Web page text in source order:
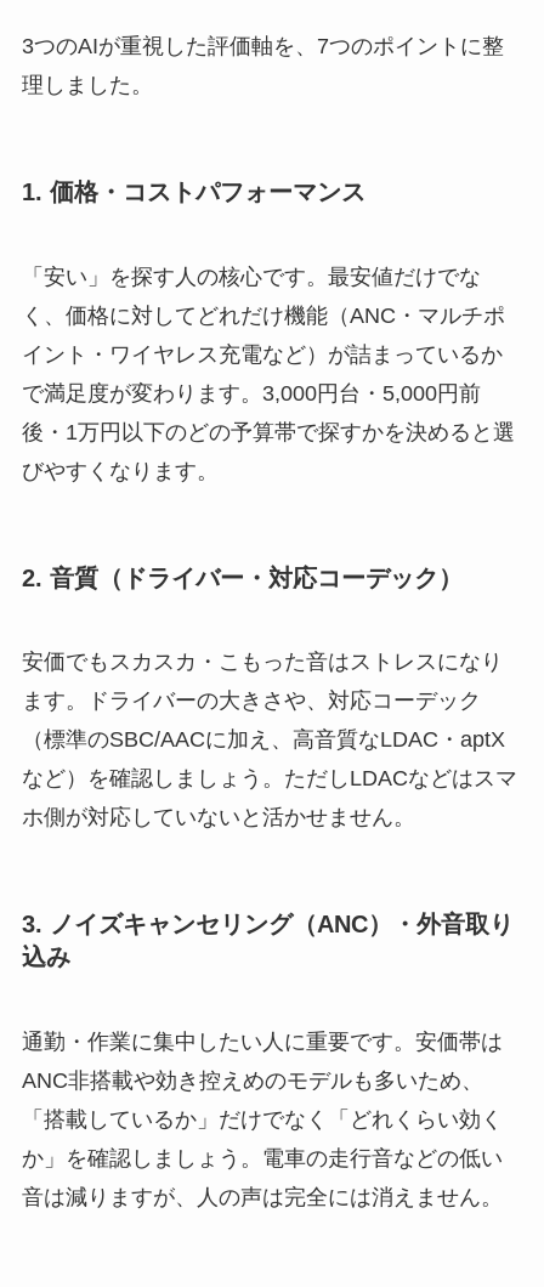
3つのAIが重視した評価軸を、7つのポイントに整
理しました。
1. 価格・コストパフォーマンス
「安い」を探す人の核心です。最安値だけでな
く、価格に対してどれだけ機能（ANC・マルチポ
イント・ワイヤレス充電など）が詰まっているか
で満足度が変わります。3,000円台・5,000円前
後・1万円以下のどの予算帯で探すかを決めると選
びやすくなります。
2. 音質（ドライバー・対応コーデック）
安価でもスカスカ・こもった音はストレスになり
ます。ドライバーの大きさや、対応コーデック
（標準のSBC/AACに加え、高音質なLDAC・aptX
など）を確認しましょう。ただしLDACなどはスマ
ホ側が対応していないと活かせません。
3. ノイズキャンセリング（ANC）・外音取り
込み
通勤・作業に集中したい人に重要です。安価帯は
ANC非搭載や効き控えめのモデルも多いため、
「搭載しているか」だけでなく「どれくらい効く
か」を確認しましょう。電車の走行音などの低い
音は減りますが、人の声は完全には消えません。